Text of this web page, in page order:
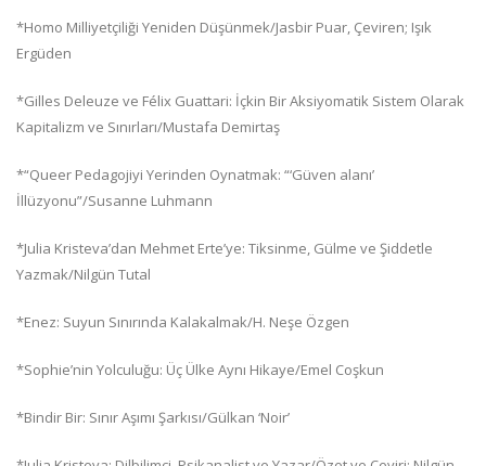
*Homo Milliyetçiliği Yeniden Düşünmek/Jasbir Puar, Çeviren; Işık
Ergüden
*Gilles Deleuze ve Félix Guattari: İçkin Bir Aksiyomatik Sistem Olarak
Kapitalizm ve Sınırları/Mustafa Demirtaş
*“Queer Pedagojiyi Yerinden Oynatmak: “‘Güven alanı’
İllüzyonu”/Susanne Luhmann
*Julia Kristeva’dan Mehmet Erte’ye: Tiksinme, Gülme ve Şiddetle
Yazmak/Nilgün Tutal
*Enez: Suyun Sınırında Kalakalmak/H. Neşe Özgen
*Sophie’nin Yolculuğu: Üç Ülke Aynı Hikaye/Emel Coşkun
*Bindir Bir: Sınır Aşımı Şarkısı/Gülkan ‘Noir’